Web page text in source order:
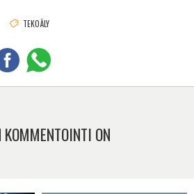
TEKOÄLY
ON